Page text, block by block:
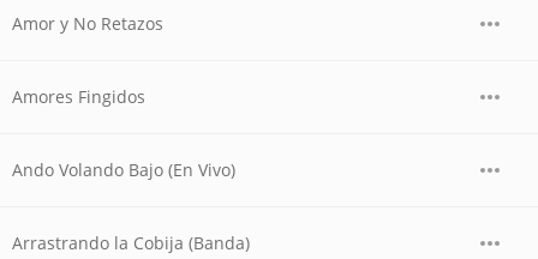
Amor y No Retazos
Amores Fingidos
Ando Volando Bajo (En Vivo)
Arrastrando la Cobija (Banda)